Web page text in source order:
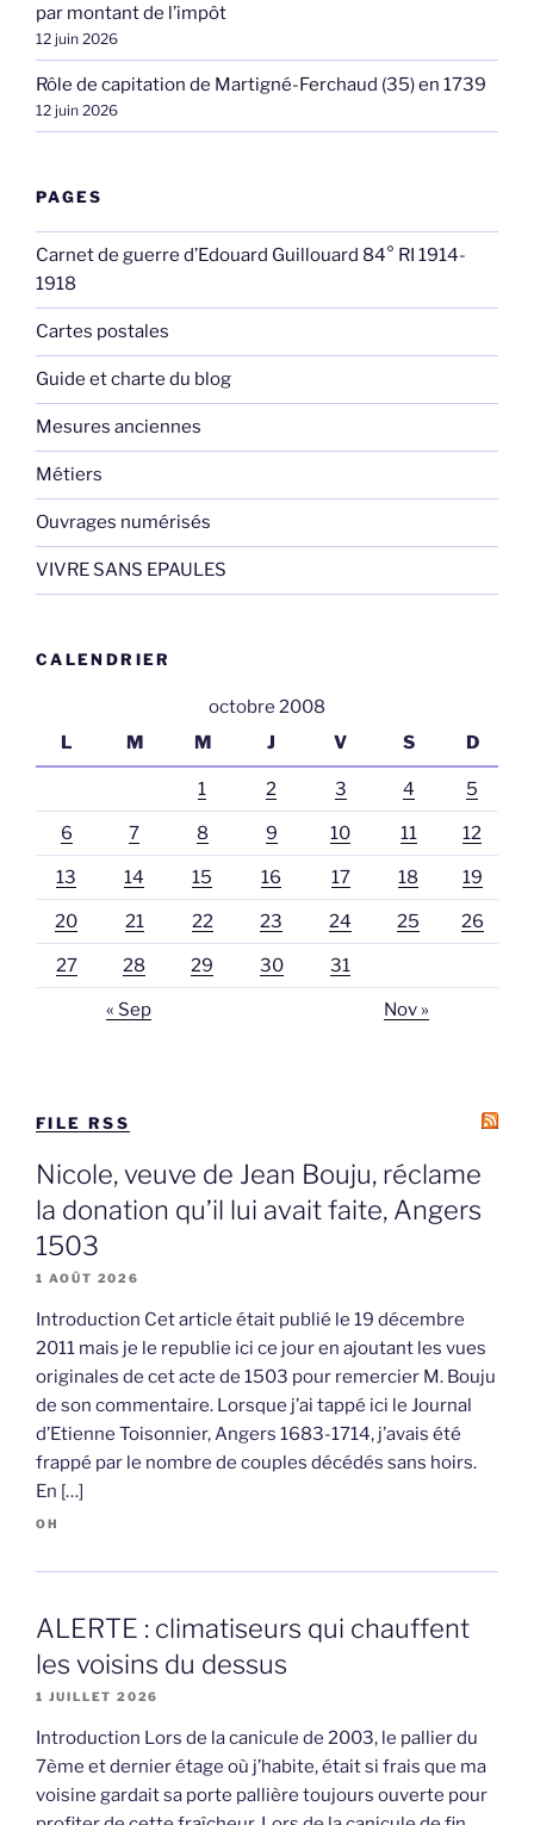
par montant de l’impôt
12 juin 2026
Rôle de capitation de Martigné-Ferchaud (35) en 1739
12 juin 2026
PAGES
Carnet de guerre d’Edouard Guillouard 84° RI 1914-
1918
Cartes postales
Guide et charte du blog
Mesures anciennes
Métiers
Ouvrages numérisés
VIVRE SANS EPAULES
CALENDRIER
octobre 2008
L
M M J V S D
1 2 3 4 5
6 7 8 9 10 11 12
13 14 15 16 17 18 19
20 21 22 23 24 25 26
27 28 29 30 31
« Sep Nov »
FILE RSS
Nicole, veuve de Jean Bouju, réclame
la donation qu’il lui avait faite, Angers
1503
1 AOÛT 2026
Introduction Cet article était publié le 19 décembre
2011 mais je le republie ici ce jour en ajoutant les vues
originales de cet acte de 1503 pour remercier M. Bouju
de son commentaire. Lorsque j’ai tappé ici le Journal
d’Etienne Toisonnier, Angers 1683-1714, j’avais été
frappé par le nombre de couples décédés sans hoirs.
En […]
OH
ALERTE : climatiseurs qui chauffent
les voisins du dessus
1 JUILLET 2026
Introduction Lors de la canicule de 2003, le pallier du
7ème et dernier étage où j’habite, était si frais que ma
voisine gardait sa porte pallière toujours ouverte pour